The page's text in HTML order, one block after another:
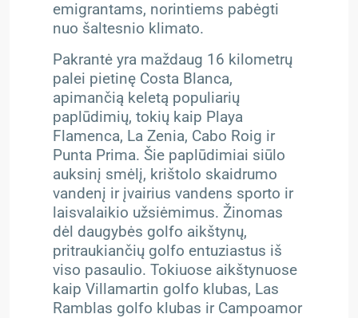
emigrantams, norintiems pabėgti
nuo šaltesnio klimato.
Pakrantė yra maždaug 16 kilometrų
palei pietinę Costa Blanca,
apimančią keletą populiarių
paplūdimių, tokių kaip Playa
Flamenca, La Zenia, Cabo Roig ir
Punta Prima. Šie paplūdimiai siūlo
auksinį smėlį, krištolo skaidrumo
vandenį ir įvairius vandens sporto ir
laisvalaikio užsiėmimus. Žinomas
dėl daugybės golfo aikštynų,
pritraukiančių golfo entuziastus iš
viso pasaulio. Tokiuose aikštynuose
kaip Villamartin golfo klubas, Las
Ramblas golfo klubas ir Campoamor